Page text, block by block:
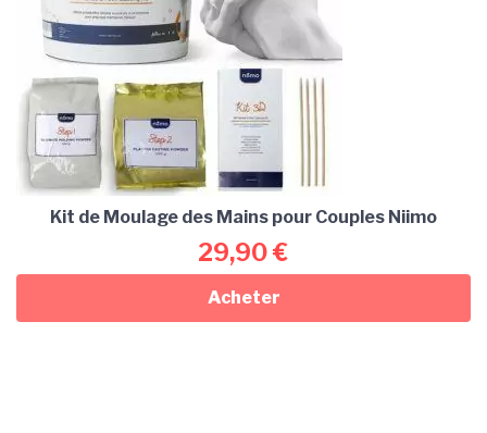
Kit de Moulage des Mains pour Couples Niimo
29,90€
Acheter